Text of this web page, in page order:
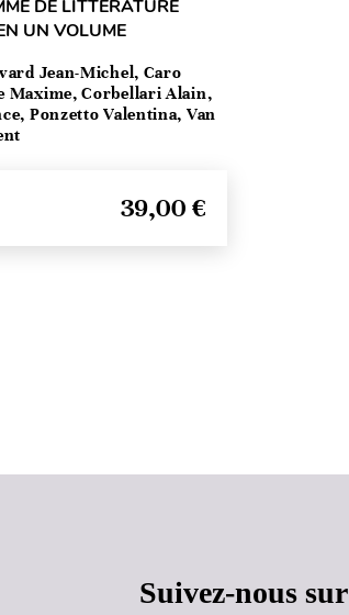
DE LITTÉRATURE
UN VOLUME
Jean-Michel, Caro
Maxime, Corbellari Alain,
Ponzetto Valentina, Van
39,00 €
Suivez-nous sur